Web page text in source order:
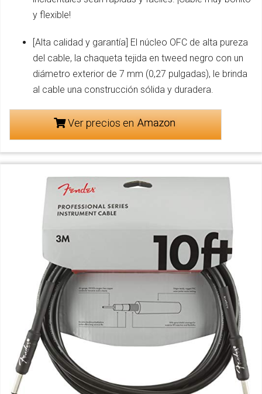
y flexible!
[Alta calidad y garantía] El núcleo OFC de alta pureza
del cable, la chaqueta tejida en tweed negro con un
diámetro exterior de 7 mm (0,27 pulgadas), le brinda
al cable una construcción sólida y duradera.
Ver precios en